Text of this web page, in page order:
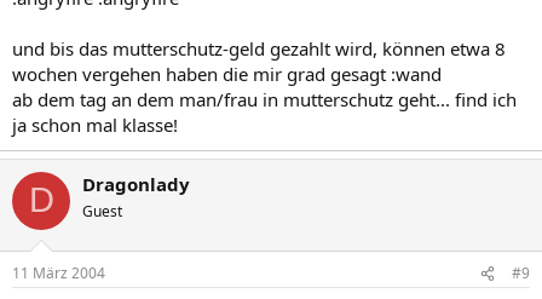
und bis das mutterschutz-geld gezahlt wird, können etwa 8
wochen vergehen haben die mir grad gesagt :wand
ab dem tag an dem man/frau in mutterschutz geht... find ich
ja schon mal klasse!
D Dragonlady
Guest
11 März 2004 #9